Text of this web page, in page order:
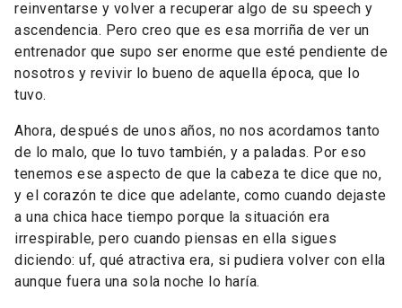
reinventarse y volver a recuperar algo de su speech y
ascendencia. Pero creo que es esa morriña de ver un
entrenador que supo ser enorme que esté pendiente de
nosotros y revivir lo bueno de aquella época, que lo
tuvo.
Ahora, después de unos años, no nos acordamos tanto
de lo malo, que lo tuvo también, y a paladas. Por eso
tenemos ese aspecto de que la cabeza te dice que no,
y el corazón te dice que adelante, como cuando dejaste
a una chica hace tiempo porque la situación era
irrespirable, pero cuando piensas en ella sigues
diciendo: uf, qué atractiva era, si pudiera volver con ella
aunque fuera una sola noche lo haría.